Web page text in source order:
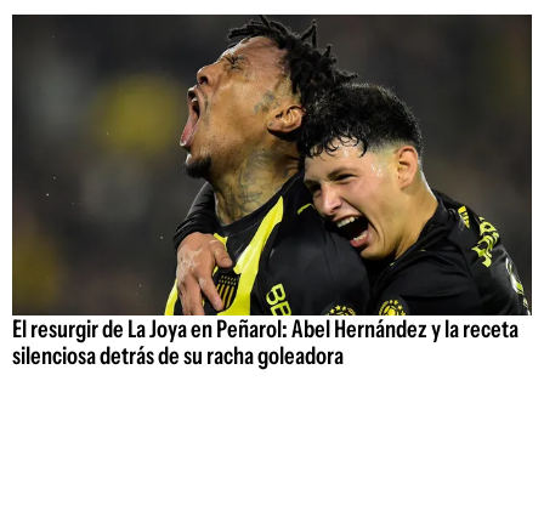
El resurgir de La Joya en Peñarol: Abel Hernández y la receta
silenciosa detrás de su racha goleadora